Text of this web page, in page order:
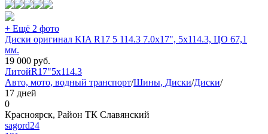
+ Ещё 2 фото
Диски оригинал KIA R17 5 114.3 7.0x17", 5x114.3, ЦО 67,1
мм.
19 000 руб.
ЛитойR17"5x114.3
Авто, мото, водный транспорт/Шины, Диски/Диски/
17 дней
0
Красноярск, Район ТК Славянский
sagord24